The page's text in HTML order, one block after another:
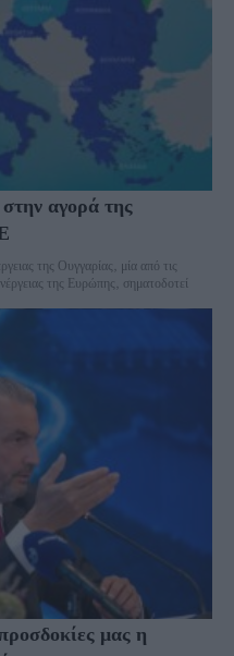
αγορά της
της Ουγγαρίας, μία από τις
της Ευρώπης, σηματοδοτεί
μας η